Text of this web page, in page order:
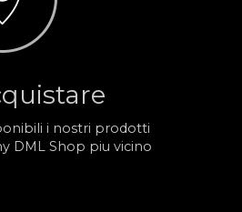
i nostri prodotti
DML Shop piu vicino